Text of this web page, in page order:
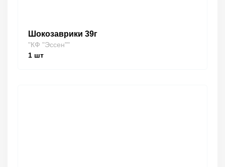
Шокозаврики 39г
"КФ "Эссен""
1 шт